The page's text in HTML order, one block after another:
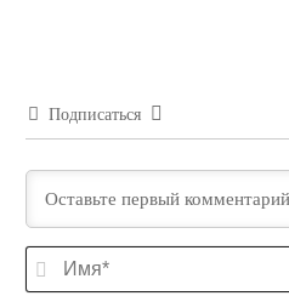
Подписаться